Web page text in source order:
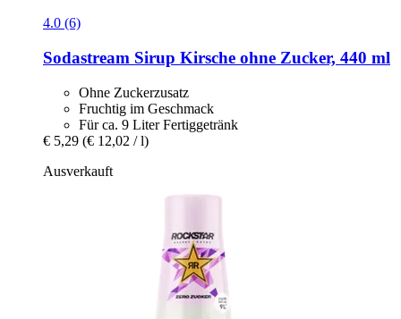
4.0 (6)
Sodastream Sirup Kirsche ohne Zucker, 440 ml
Ohne Zuckerzusatz
Fruchtig im Geschmack
Für ca. 9 Liter Fertiggetränk
€ 5,29 (€ 12,02 / l)
Ausverkauft